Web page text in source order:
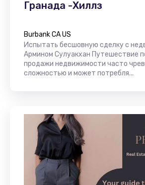
Гранада -Хиллз
Burbank CA US
Испытать бесшовную сделку с
Армином Сулуакхан Путешествие
продажи недвижимости часто
сложностью и может потребля...